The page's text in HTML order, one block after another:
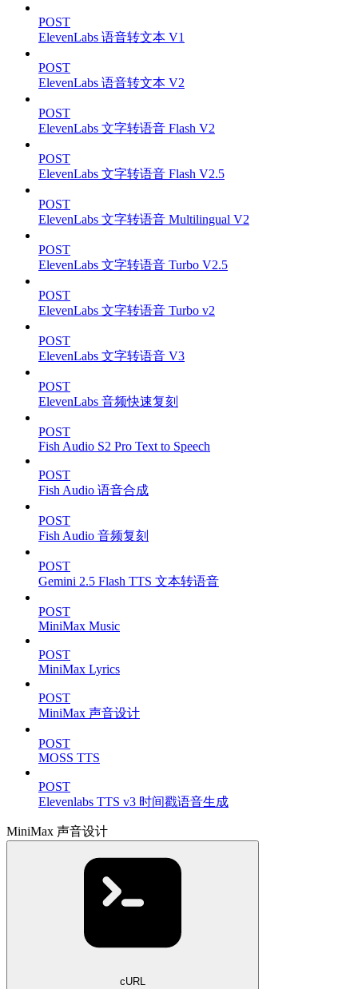
POST
ElevenLabs 语音转文本 V1
POST
ElevenLabs 语音转文本 V2
POST
ElevenLabs 文字转语音 Flash V2
POST
ElevenLabs 文字转语音 Flash V2.5
POST
ElevenLabs 文字转语音 Multilingual V2
POST
ElevenLabs 文字转语音 Turbo V2.5
POST
ElevenLabs 文字转语音 Turbo v2
POST
ElevenLabs 文字转语音 V3
POST
ElevenLabs 音频快速复刻
POST
Fish Audio S2 Pro Text to Speech
POST
Fish Audio 语音合成
POST
Fish Audio 音频复刻
POST
Gemini 2.5 Flash TTS 文本转语音
POST
MiniMax Music
POST
MiniMax Lyrics
POST
MiniMax 声音设计
POST
MOSS TTS
POST
Elevenlabs TTS v3 时间戳语音生成
MiniMax 声音设计
cURL